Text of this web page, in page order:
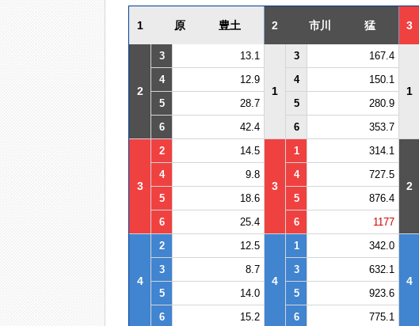
1 原 豊土 2 市川 猛 3
2
3 13.1
1
3 167.4
1
4
12.9 4 150.1
5
28.7 5 280.9
6
42.4 6 353.7
3
2 14.5
3
1 314.1
2
4
9.8 4 727.5
5
18.6 5 876.4
6
25.4 6 1177
4
2 12.5
4
1 342.0
4
3
8.7 3 632.1
5
14.0 5 923.6
6
15.2 6 775.1